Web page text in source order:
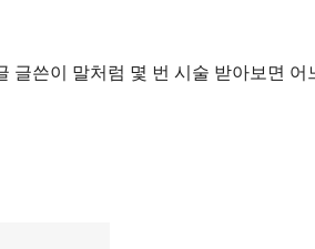
쓴이 말처럼 몇 번 시술 받아보면 어